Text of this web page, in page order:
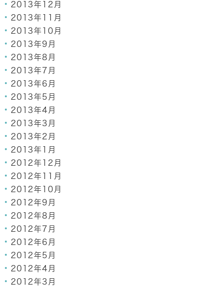
2013年12月
2013年11月
2013年10月
2013年9月
2013年8月
2013年7月
2013年6月
2013年5月
2013年4月
2013年3月
2013年2月
2013年1月
2012年12月
2012年11月
2012年10月
2012年9月
2012年8月
2012年7月
2012年6月
2012年5月
2012年4月
2012年3月